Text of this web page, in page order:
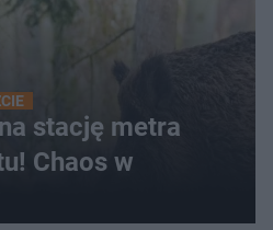
stację metra
Chaos w